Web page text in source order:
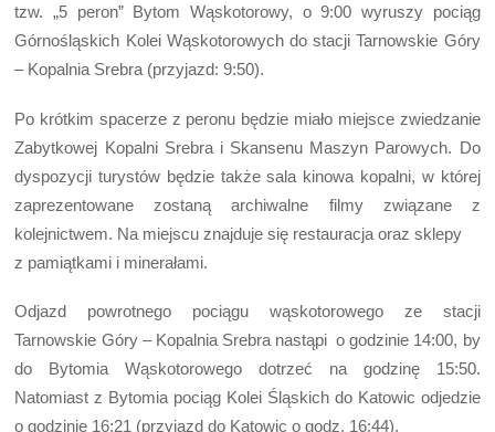
tzw. „5 peron” Bytom Wąskotorowy, o 9:00 wyruszy pociąg
Górnośląskich Kolei Wąskotorowych do stacji Tarnowskie Góry
– Kopalnia Srebra (przyjazd: 9:50).
Po krótkim spacerze z peronu będzie miało miejsce zwiedzanie
Zabytkowej Kopalni Srebra i Skansenu Maszyn Parowych. Do
dyspozycji turystów będzie także sala kinowa kopalni, w której
zaprezentowane zostaną archiwalne filmy związane z
kolejnictwem. Na miejscu znajduje się restauracja oraz sklepy
z pamiątkami i minerałami.
Odjazd powrotnego pociągu wąskotorowego ze stacji
Tarnowskie Góry – Kopalnia Srebra nastąpi o godzinie 14:00, by
do Bytomia Wąskotorowego dotrzeć na godzinę 15:50.
Natomiast z Bytomia pociąg Kolei Śląskich do Katowic odjedzie
o godzinie 16:21 (przyjazd do Katowic o godz. 16:44).